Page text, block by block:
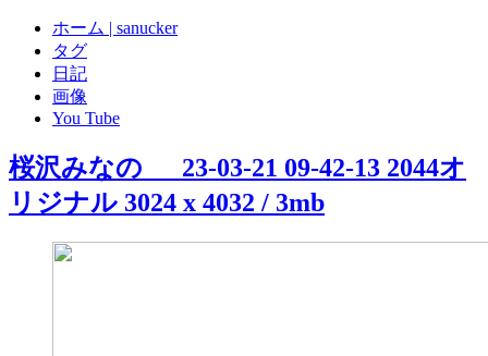
ホーム | sanucker
タグ
日記
画像
You Tube
桜沢みなの___23-03-21 09-42-13 2044オ
リジナル 3024 x 4032 / 3mb